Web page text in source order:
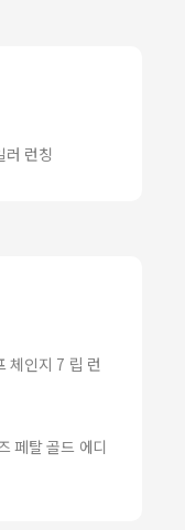
런칭
체인지 7 립 런
페탈 골드 에디